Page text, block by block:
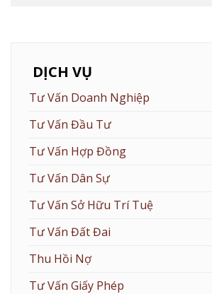
DỊCH VỤ
Tư Vấn Doanh Nghiệp
Tư Vấn Đầu Tư
Tư Vấn Hợp Đồng
Tư Vấn Dân Sự
Tư Vấn Sở Hữu Trí Tuệ
Tư Vấn Đất Đai
Thu Hồi Nợ
Tư Vấn Giấy Phép